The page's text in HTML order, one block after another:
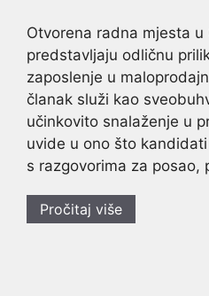
Otvorena radna mjesta u
predstavljaju odličnu
zaposlenje u
članak služi kao
učinkovito snalaženje u
uvide u ono što
s razgovorima za
Pročitaj više